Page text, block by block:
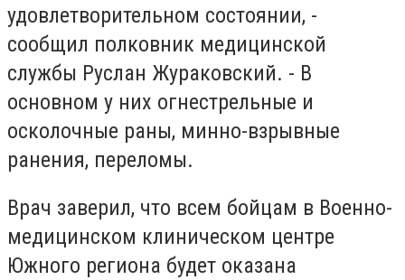
удовлетворительном состоянии, -
сообщил полковник медицинской
службы Руслан Жураковский. - В
основном у них огнестрельные и
осколочные раны, минно-взрывные
ранения, переломы.
Врач заверил, что всем бойцам в Военно-
медицинском клиническом центре
Южного региона будет оказана